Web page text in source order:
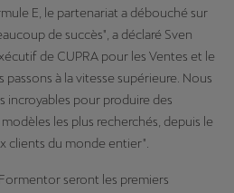
E, le partenariat a débouché sur
de succès", a déclaré Sven
de CUPRA pour les Ventes et le
à la vitesse supérieure. Nous
incroyables pour produire des
les plus recherchés, depuis le
clients du monde entier".
seront les premiers